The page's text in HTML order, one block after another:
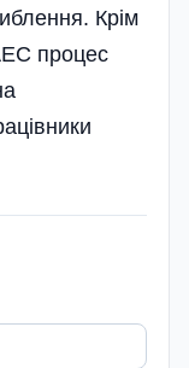
Крім
процес